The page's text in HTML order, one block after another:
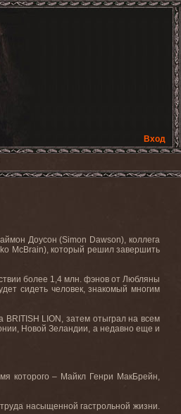
Вход
Доусон (Simon Dawson), коллега
McBrain), который решил завершить
более 1,4 млн. фэнов от Любляны
сидеть человек, знакомый многим
BRITISH LION , затем отыграл на всем
Новой Зеландии, а недавно еще и
которого – Майкл Генри МакБрейн,
насыщенной гастрольной жизни.